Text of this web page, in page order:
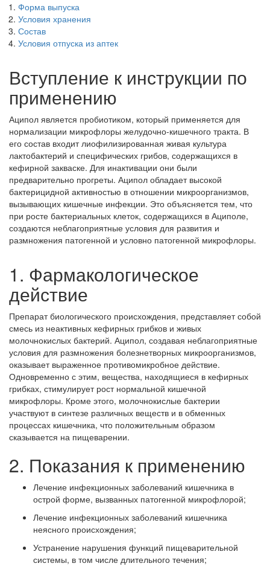
Форма выпуска
Условия хранения
Состав
Условия отпуска из аптек
Вступление к инструкции по
применению
Аципол является пробиотиком, который применяется для
нормализации микрофлоры желудочно-кишечного тракта. В
его состав входит лиофилизированная живая культура
лактобактерий и специфических грибов, содержащихся в
кефирной закваске. Для инактивации они были
предварительно прогреты. Аципол обладает высокой
бактерицидной активностью в отношении микроорганизмов,
вызывающих кишечные инфекции. Это объясняется тем, что
при росте бактериальных клеток, содержащихся в Ациполе,
создаются неблагоприятные условия для развития и
размножения патогенной и условно патогенной микрофлоры.
1. Фармакологическое
действие
Препарат биологического происхождения, представляет собой
смесь из неактивных кефирных грибков и живых
молочнокислых бактерий. Аципол, создавая неблагоприятные
условия для размножения болезнетворных микроорганизмов,
оказывает выраженное противомикробное действие.
Одновременно с этим, вещества, находящиеся в кефирных
грибках, стимулирует рост нормальной кишечной
микрофлоры. Кроме этого, молочнокислые бактерии
участвуют в синтезе различных веществ и в обменных
процессах кишечника, что положительным образом
сказывается на пищеварении.
2. Показания к применению
Лечение инфекционных заболеваний кишечника в
острой форме, вызванных патогенной микрофлорой;
Лечение инфекционных заболеваний кишечника
неясного происхождения;
Устранение нарушения функций пищеварительной
системы, в том числе длительного течения;